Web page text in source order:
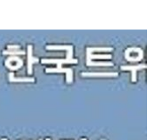
용하여 대체하는데 이와 같은 대체광고 설정방
게 설정해 보았습니다. 현재 제 블로그에 애드센
구글 공익광고 대신 올포스트에 발행한 글들을 위
출된 모습입니다. 우선 올포스트 칼럼리스트로써
어 있다면 로그인을 하시고 상단 메뉴바 맨 우측에
갑니다. 위젯메뉴로 들어가시면 죄축에 여러가지